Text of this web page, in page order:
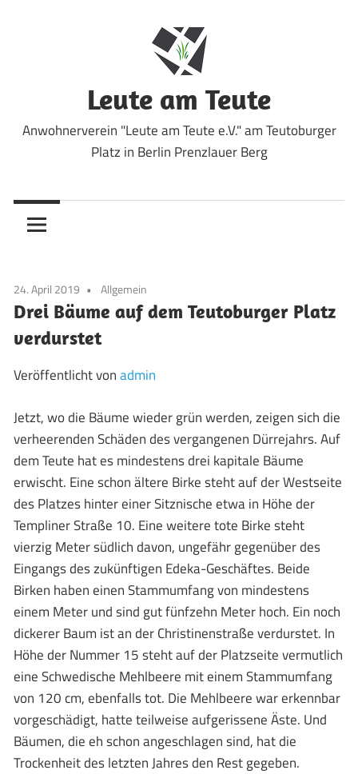
Leute am Teute
Anwohnerverein "Leute am Teute e.V." am Teutoburger
Platz in Berlin Prenzlauer Berg
24. April 2019 Allgemein
Drei Bäume auf dem Teutoburger Platz
verdurstet
Veröffentlicht vonadmin
Jetzt, wo die Bäume wieder grün werden, zeigen sich die
verheerenden Schäden des vergangenen Dürrejahrs. Auf
dem Teute hat es mindestens drei kapitale Bäume
erwischt. Eine schon ältere Birke steht auf der Westseite
des Platzes hinter einer Sitznische etwa in Höhe der
Templiner Straße 10. Eine weitere tote Birke steht
vierzig Meter südlich davon, ungefähr gegenüber des
Eingangs des zukünftigen Edeka-Geschäftes. Beide
Birken haben einen Stammumfang von mindestens
einem Meter und sind gut fünfzehn Meter hoch. Ein noch
dickerer Baum ist an der Christinenstraße verdurstet. In
Höhe der Nummer 15 steht auf der Platzseite vermutlich
eine Schwedische Mehlbeere mit einem Stammumfang
von 120 cm, ebenfalls tot. Die Mehlbeere war erkennbar
vorgeschädigt, hatte teilweise aufgerissene Äste. Und
Bäumen, die eh schon angeschlagen sind, hat die
Trockenheit des letzten Jahres den Rest gegeben.